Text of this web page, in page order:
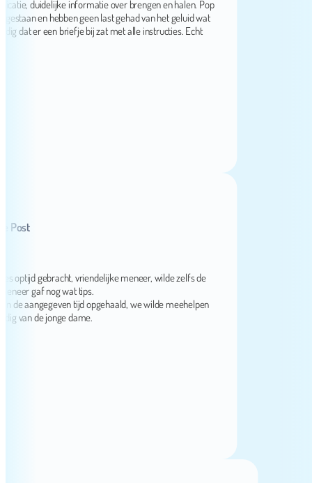
duidelijke informatie over brengen en halen. Pop
en hebben geen last gehad van het geluid wat
er een briefje bij zat met alle instructies. Echt
gebracht, vriendelijke meneer, wilde zelfs de
gaf nog wat tips.
aangegeven tijd opgehaald, we wilde meehelpen
de jonge dame.